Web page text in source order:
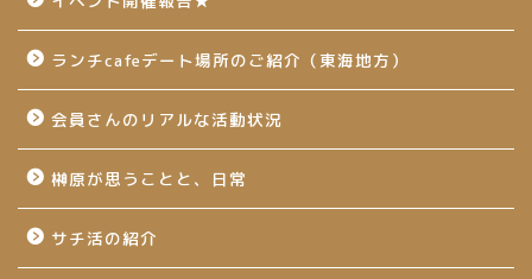
ランチcafeデート場所のご紹介（東海地方）
会員さんのリアルな活動状況
榊原が思うことと、日常
サチ活の紹介